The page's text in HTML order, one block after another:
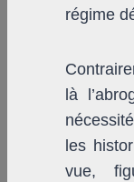
régime
là
les
vue,